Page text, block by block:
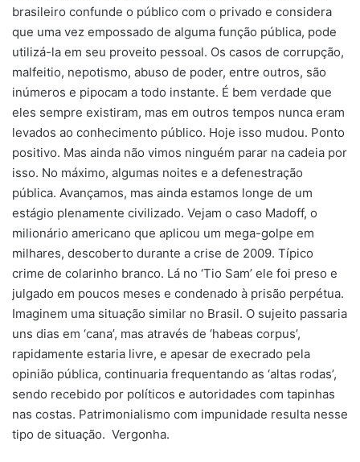
brasileiro confunde o público com o privado e considera
que uma vez empossado de alguma função pública, pode
utilizá-la em seu proveito pessoal. Os casos de corrupção,
malfeitio, nepotismo, abuso de poder, entre outros, são
inúmeros e pipocam a todo instante. É bem verdade que
eles sempre existiram, mas em outros tempos nunca eram
levados ao conhecimento público. Hoje isso mudou. Ponto
positivo. Mas ainda não vimos ninguém parar na cadeia por
isso. No máximo, algumas noites e a defenestração
pública. Avançamos, mas ainda estamos longe de um
estágio plenamente civilizado. Vejam o caso Madoff, o
milionário americano que aplicou um mega-golpe em
milhares, descoberto durante a crise de 2009. Típico
crime de colarinho branco. Lá no ‘Tio Sam’ ele foi preso e
julgado em poucos meses e condenado à prisão perpétua.
Imaginem uma situação similar no Brasil. O sujeito passaria
uns dias em ‘cana’, mas através de ‘habeas corpus’,
rapidamente estaria livre, e apesar de execrado pela
opinião pública, continuaria frequentando as ‘altas rodas’,
sendo recebido por políticos e autoridades com tapinhas
nas costas. Patrimonialismo com impunidade resulta nesse
tipo de situação. Vergonha.